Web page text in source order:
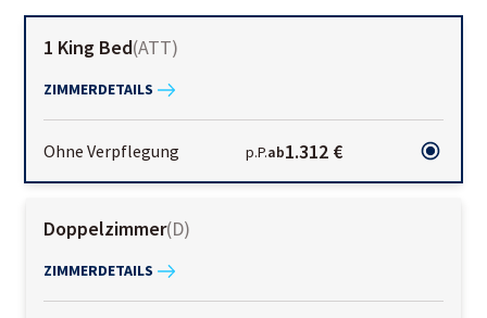
1 King Bed(ATT)
ZIMMERDETAILS
Ohne Verpflegung p.P.ab1.312 €
Doppelzimmer(D)
ZIMMERDETAILS